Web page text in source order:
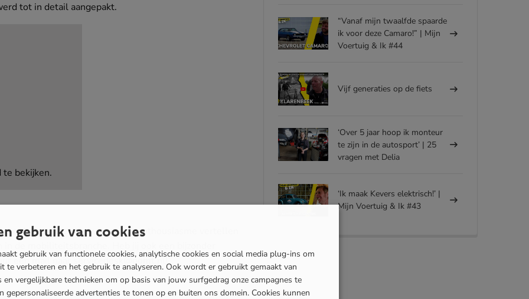
tot in detail aangepakt.
te bekijken.
bijzondere voertuigen. Vol enthousiasme vertellen
de mobiliteitsbranche. Heb jij ook een bijzonder
een mail naar servicedesk@oomt.nl!
“Vanaf mijn twaalfde spaarde
ik voor deze Camaro!” | Mijn
Voertuig & Ik #44
Vijf generaties op de fiets
‘Over 5 jaar hoop ik monteur
te zijn in de autosport’ | 25
vragen met Delia
‘Ik maak Kevers elektrisch!’ |
Mijn Voertuig & Ik #43
gebruik van cookies
gebruik van functionele cookies, analytische cookies en social media plug-ins om
te verbeteren en het gebruik te analyseren. Ook wordt er gebruikt gemaakt van
en vergelijkbare technieken om op basis van jouw surfgedrag onze campagnes te
gepersonaliseerde advertenties te tonen op en buiten ons domein. Cookies kunnen